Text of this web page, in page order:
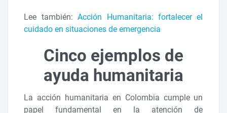
Lee también:Acción Humanitaria: fortalecer el
cuidado en situaciones de emergencia
Cinco ejemplos de
ayuda humanitaria
La acción humanitaria en Colombia cumple un
papel fundamental en la atención de